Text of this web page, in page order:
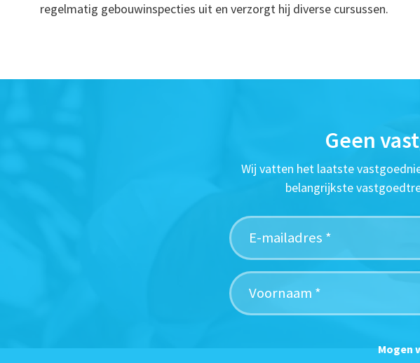
regelmatig gebouwinspecties uit en verzorgt hij diverse cursussen.
Geen
Wij vatten het laatste
belangrijkste
Mogen